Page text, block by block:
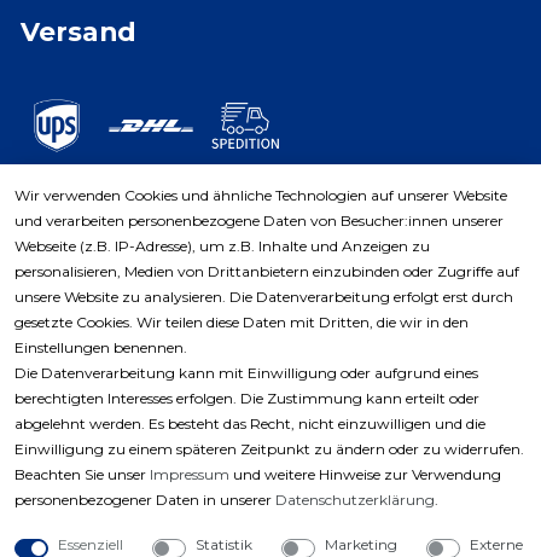
Versand
Zahlungsarten
Wir verwenden Cookies und ähnliche Technologien auf unserer Website
und verarbeiten personenbezogene Daten von Besucher:innen unserer
Webseite (z.B. IP-Adresse), um z.B. Inhalte und Anzeigen zu
personalisieren, Medien von Drittanbietern einzubinden oder Zugriffe auf
unsere Website zu analysieren. Die Datenverarbeitung erfolgt erst durch
gesetzte Cookies. Wir teilen diese Daten mit Dritten, die wir in den
Einstellungen benennen.
Die Datenverarbeitung kann mit Einwilligung oder aufgrund eines
berechtigten Interesses erfolgen. Die Zustimmung kann erteilt oder
abgelehnt werden. Es besteht das Recht, nicht einzuwilligen und die
Einwilligung zu einem späteren Zeitpunkt zu ändern oder zu widerrufen.
Beachten Sie unser Impressum und weitere Hinweise zur Verwendung
personenbezogener Daten in unserer Daten­schutz­erklärung.
Essenziell Statistik Marketing Externe